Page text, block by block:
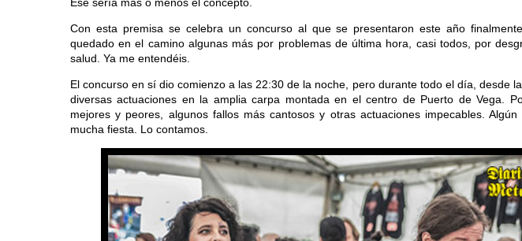
Ese sería más o menos el concepto.
Con esta premisa se celebra un concurso al que se presentaron este año
quedado en el camino algunas más por problemas de última hora, casi todos, por
salud. Ya me entendéis.
El concurso en sí dio comienzo a las 22:30 de la noche, pero durante todo el día, desde
diversas actuaciones en la amplia carpa montada en el centro de Puerto de Vega.
mejores y peores, algunos fallos más cantosos y otras actuaciones impecables.
mucha fiesta. Lo contamos.